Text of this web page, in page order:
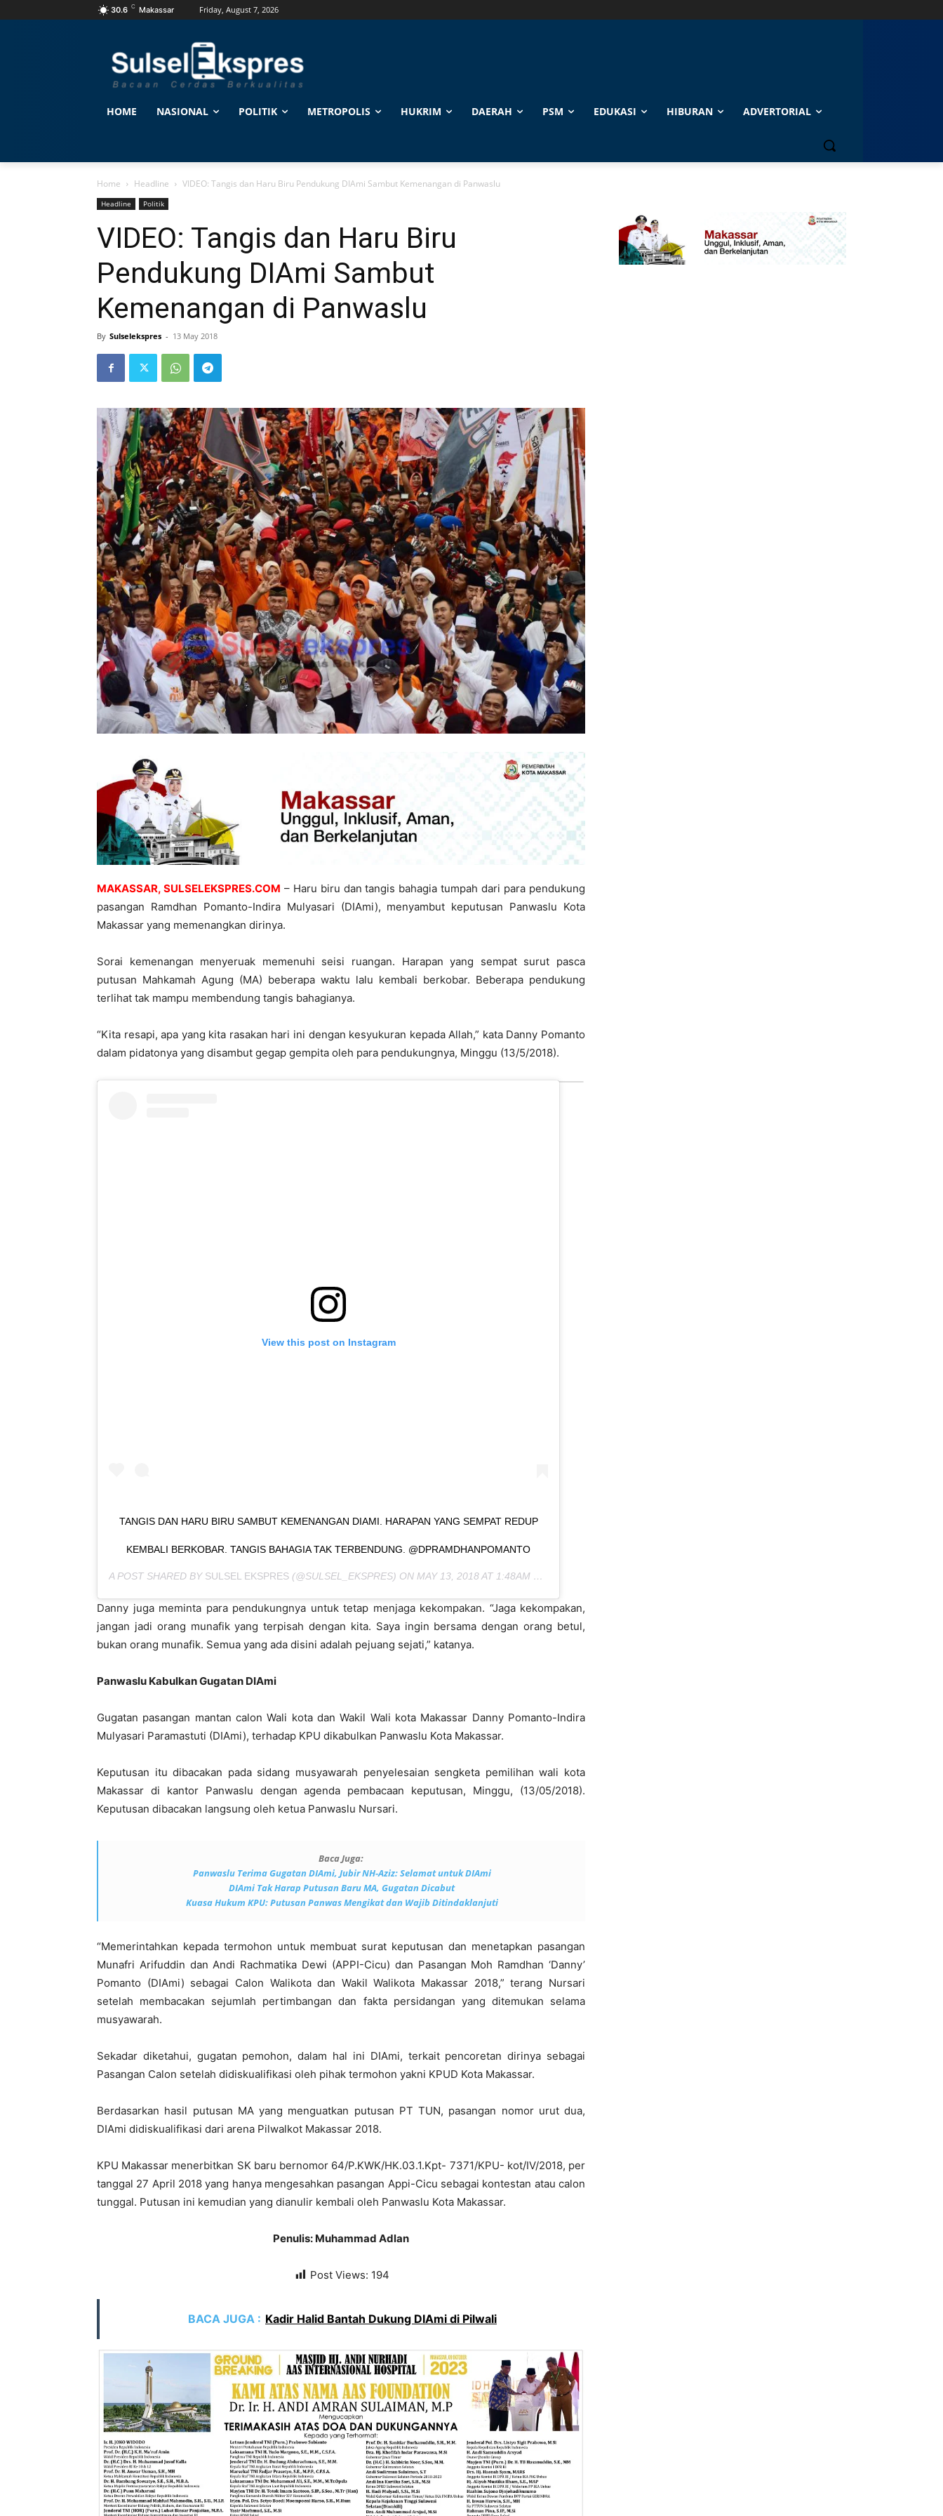
30.6 C Makassar Friday, August 7, 2026
HOME NASIONAL POLITIK METROPOLIS HUKRIM DAERAH PSM EDUKASI HIBURAN ADVERTORIAL
Home Headline VIDEO: Tangis dan Haru Biru Pendukung DIAmi Sambut Kemenangan di Panwaslu
Headline Politik
VIDEO: Tangis dan Haru Biru
Pendukung DIAmi Sambut
Kemenangan di Panwaslu
By Sulselekspres - 13 May 2018
MAKASSAR, SULSELEKSPRES.COM – Haru biru dan tangis bahagia tumpah dari para pendukung
pasangan Ramdhan Pomanto-Indira Mulyasari (DIAmi), menyambut keputusan Panwaslu Kota
Makassar yang memenangkan dirinya.
Sorai kemenangan menyeruak memenuhi seisi ruangan. Harapan yang sempat surut pasca
putusan Mahkamah Agung (MA) beberapa waktu lalu kembali berkobar. Beberapa pendukung
terlihat tak mampu membendung tangis bahagianya.
“Kita resapi, apa yang kita rasakan hari ini dengan kesyukuran kepada Allah,” kata Danny Pomanto
dalam pidatonya yang disambut gegap gempita oleh para pendukungnya, Minggu (13/5/2018).
View this post on Instagram
TANGIS DAN HARU BIRU SAMBUT KEMENANGAN DIAMI. HARAPAN YANG SEMPAT REDUP
KEMBALI BERKOBAR. TANGIS BAHAGIA TAK TERBENDUNG. @DPRAMDHANPOMANTO
A POST SHARED BY SULSEL EKSPRES (@SULSEL_EKSPRES) ON MAY 13, 2018 AT 1:48AM PDT
Danny juga meminta para pendukungnya untuk tetap menjaga kekompakan. “Jaga kekompakan,
jangan jadi orang munafik yang terpisah dengan kita. Saya ingin bersama dengan orang betul,
bukan orang munafik. Semua yang ada disini adalah pejuang sejati,” katanya.
Panwaslu Kabulkan Gugatan DIAmi
Gugatan pasangan mantan calon Wali kota dan Wakil Wali kota Makassar Danny Pomanto-Indira
Mulyasari Paramastuti (DIAmi), terhadap KPU dikabulkan Panwaslu Kota Makassar.
Keputusan itu dibacakan pada sidang musyawarah penyelesaian sengketa pemilihan wali kota
Makassar di kantor Panwaslu dengan agenda pembacaan keputusan, Minggu, (13/05/2018).
Keputusan dibacakan langsung oleh ketua Panwaslu Nursari.
Baca Juga:
Panwaslu Terima Gugatan DIAmi, Jubir NH-Aziz: Selamat untuk DIAmi
DIAmi Tak Harap Putusan Baru MA, Gugatan Dicabut
Kuasa Hukum KPU: Putusan Panwas Mengikat dan Wajib Ditindaklanjuti
“Memerintahkan kepada termohon untuk membuat surat keputusan dan menetapkan pasangan
Munafri Arifuddin dan Andi Rachmatika Dewi (APPI-Cicu) dan Pasangan Moh Ramdhan ‘Danny’
Pomanto (DIAmi) sebagai Calon Walikota dan Wakil Walikota Makassar 2018,” terang Nursari
setelah membacakan sejumlah pertimbangan dan fakta persidangan yang ditemukan selama
musyawarah.
Sekadar diketahui, gugatan pemohon, dalam hal ini DIAmi, terkait pencoretan dirinya sebagai
Pasangan Calon setelah didiskualifikasi oleh pihak termohon yakni KPUD Kota Makassar.
Berdasarkan hasil putusan MA yang menguatkan putusan PT TUN, pasangan nomor urut dua,
DIAmi didiskualifikasi dari arena Pilwalkot Makassar 2018.
KPU Makassar menerbitkan SK baru bernomor 64/P.KWK/HK.03.1.Kpt- 7371/KPU- kot/IV/2018, per
tanggal 27 April 2018 yang hanya mengesahkan pasangan Appi-Cicu sebagai kontestan atau calon
tunggal. Putusan ini kemudian yang dianulir kembali oleh Panwaslu Kota Makassar.
Penulis: Muhammad Adlan
Post Views: 194
BACA JUGA : Kadir Halid Bantah Dukung DIAmi di Pilwali